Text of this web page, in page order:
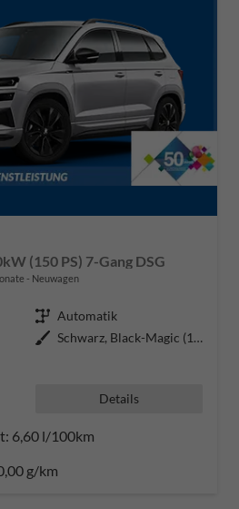
(150 PS) 7-Gang DSG
Neuwagen
Getriebe Automatik
Außenfarbe
Schwarz, Black-Magic (1Z1Z)
Details
6,60 l/100km
g/km